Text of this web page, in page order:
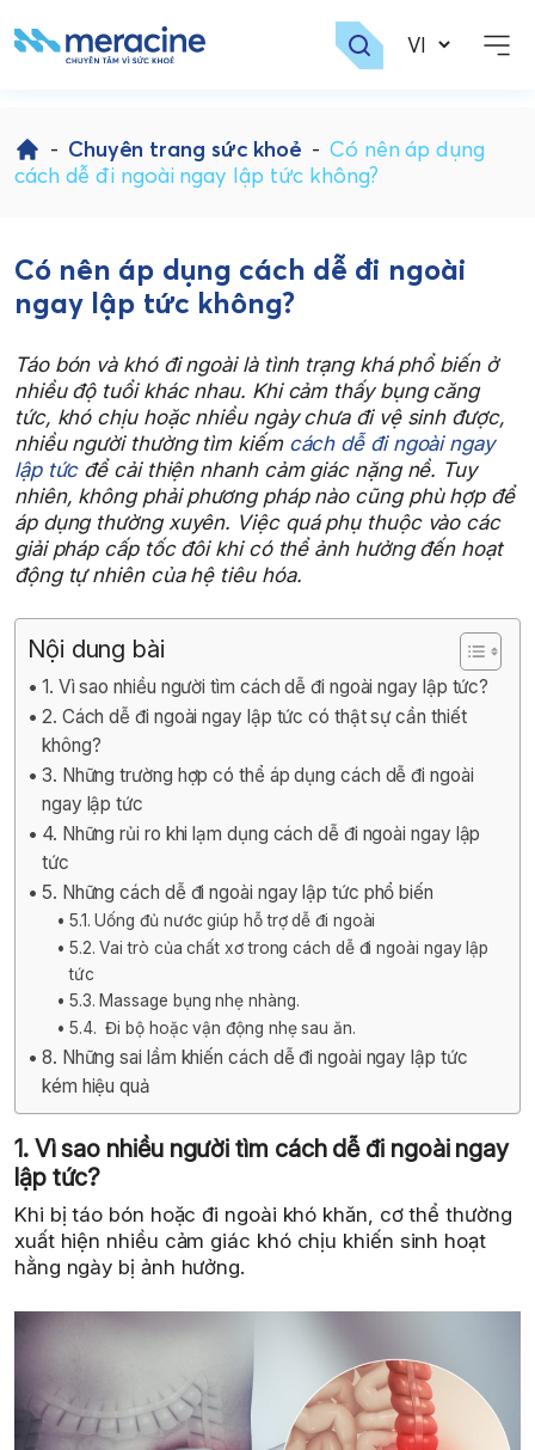
to
content
- Chuyên trang sức khoẻ - Có nên áp dụng
cách dễ đi ngoài ngay lập tức không?
Có nên áp dụng cách dễ đi ngoài
ngay lập tức không?
Táo bón và khó đi ngoài là tình trạng khá phổ biến ở
nhiều độ tuổi khác nhau. Khi cảm thấy bụng căng
tức, khó chịu hoặc nhiều ngày chưa đi vệ sinh được,
nhiều người thường tìm kiếm cách dễ đi ngoài ngay
lập tứcđể cải thiện nhanh cảm giác nặng nề. Tuy
nhiên, không phải phương pháp nào cũng phù hợp để
áp dụng thường xuyên. Việc quá phụ thuộc vào các
giải pháp cấp tốc đôi khi có thể ảnh hưởng đến hoạt
động tự nhiên của hệ tiêu hóa.
Nội dung bài
1. Vì sao nhiều người tìm cách dễ đi ngoài ngay lập tức?
2. Cách dễ đi ngoài ngay lập tức có thật sự cần thiết
không?
3. Những trường hợp có thể áp dụng cách dễ đi ngoài
ngay lập tức
4. Những rủi ro khi lạm dụng cách dễ đi ngoài ngay lập
tức
5. Những cách dễ đi ngoài ngay lập tức phổ biến
5.1. Uống đủ nước giúp hỗ trợ dễ đi ngoài
5.2. Vai trò của chất xơ trong cách dễ đi ngoài ngay lập
tức
5.3. Massage bụng nhẹ nhàng.
5.4. Đi bộ hoặc vận động nhẹ sau ăn.
8. Những sai lầm khiến cách dễ đi ngoài ngay lập tức
kém hiệu quả
1. Vì sao nhiều người tìm cách dễ đi ngoài ngay
lập tức?
Khi bị táo bón hoặc đi ngoài khó khăn, cơ thể thường
xuất hiện nhiều cảm giác khó chịu khiến sinh hoạt
hằng ngày bị ảnh hưởng.